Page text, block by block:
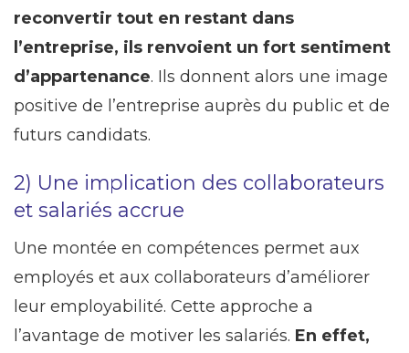
reconvertir tout en restant dans
l’entreprise, ils renvoient un fort sentiment
d’appartenance. Ils donnent alors une image
positive de l’entreprise auprès du public et de
futurs candidats.
2) Une implication des collaborateurs
et salariés accrue
Une montée en compétences permet aux
employés et aux collaborateurs d’améliorer
leur employabilité. Cette approche a
l’avantage de motiver les salariés. En effet,